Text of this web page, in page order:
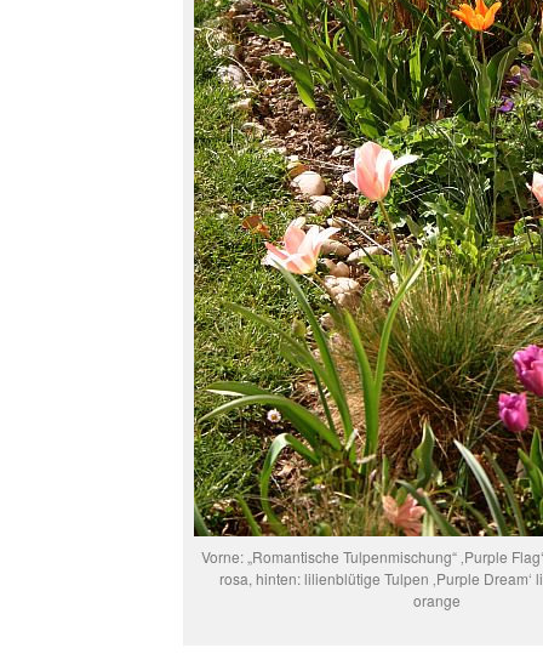
Vorne: „Romantische Tulpenmischung“ ‚Purple
rosa, hinten: lilienblütige Tulpen ‚Purple Dream‘
orange